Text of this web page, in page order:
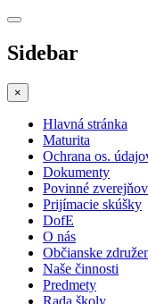
Sidebar
×
Hlavná stránka
Maturita
Ochrana os.
Dokumenty
Povinné
Prijímacie skúšky
DofE
O nás
Občianske
Naše činnosti
Predmety
Rada školy